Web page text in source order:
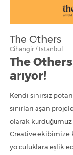
The Others
Cihangir / İstanbul
The
arıyor!
Kendi sınırsız
sınırları aşan
olarak kurduğumuz
Creative ekibimize
yolculuklara eşlik